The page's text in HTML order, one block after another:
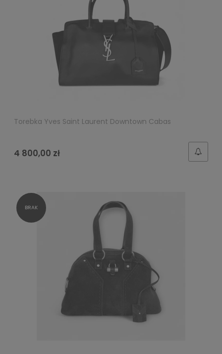
Torebka Yves Saint Laurent Downtown Cabas
4 800,00 zł